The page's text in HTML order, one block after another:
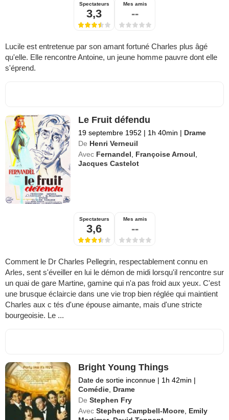
Spectateurs
3,3
Mes amis
--
Lucile est entretenue par son amant fortuné Charles plus âgé
qu'elle. Elle rencontre Antoine, un jeune homme pauvre dont elle
s'éprend.
Le Fruit défendu
19 septembre 1952 | 1h 40min | Drame
De Henri Verneuil
Avec Fernandel Françoise Arnoul
Jacques Castelot
Spectateurs
3,6
Mes amis
--
Comment le Dr Charles Pellegrin, respectablement connu en
Arles, sent s'éveiller en lui le démon de midi lorsqu'il rencontre sur
un quai de gare Martine, gamine qui n'a pas froid aux yeux. C'est
une brusque éclaircie dans une vie trop bien réglée qui maintient
Charles aux c tés d'une épouse aimante, mais d'une stricte
bourgeoisie. Le ...
Bright Young Things
Date de sortie inconnue | 1h 42min |
Comédie Drame
De Stephen Fry
Avec Stephen Campbell-Moore Emily